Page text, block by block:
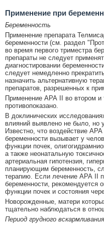
Применение при
Беременность
Применение препарата
беременности (см. раздел
во время первого триместра
препараты не следует
диагностировании
следует немедленно
назначить альтернативную
препаратов, разрешенных к
Применение АРА II во втором и
противопоказано.
В доклинических
влияний выявлено не было, но
Известно, что воздействие
беременности вызывает у
функции почек,
а также неонатальную
артериальная гипотензия,
планирующим беременность,
терапию. Если лечение АРА II
беременности, рекомендуется
функции почек и состояния
Новорожденные, матери
тщательно наблюдаться в
Период грудного вскармливания